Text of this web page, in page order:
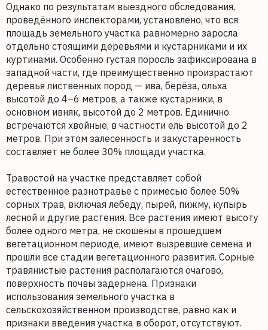
Однако по результатам выездного обследования,
проведённого инспекторами, установлено, что вся
площадь земельного участка равномерно заросла
отдельно стоящими деревьями и кустарниками и их
куртинами. Особенно густая поросль зафиксирована в
западной части, где преимущественно произрастают
деревья лиственных пород — ива, берёза, ольха
высотой до 4–6 метров, а также кустарники, в
основном ивняк, высотой до 2 метров. Единично
встречаются хвойные, в частности ель высотой до 2
метров. При этом залесенность и закустаренность
составляет не более 30% площади участка.
Травостой на участке представляет собой
естественное разнотравье с примесью более 50%
сорных трав, включая лебеду, пырей, пижму, купырь
лесной и другие растения. Все растения имеют высоту
более одного метра, не скошены в прошедшем
вегетационном периоде, имеют вызревшие семена и
прошли все стадии вегетационного развития. Сорные
травянистые растения располагаются очагово,
поверхность почвы задернена. Признаки
использования земельного участка в
сельскохозяйственном производстве, равно как и
признаки введения участка в оборот, отсутствуют.